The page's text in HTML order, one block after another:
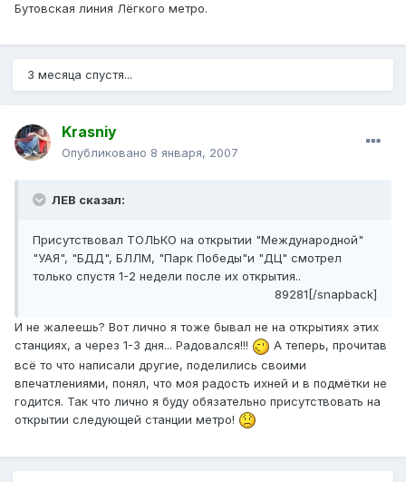
Бутовская линия Лёгкого метро.
3 месяца спустя...
Krasniy
Опубликовано 8 января, 2007
ЛЕВ сказал:
Присутствовал ТОЛЬКО на открытии "Международной"
"УАЯ", "БДД", БЛЛМ, "Парк Победы"и "ДЦ" смотрел
только спустя 1-2 недели после их открытия..
89281[/snapback]
И не жалеешь? Вот лично я тоже бывал не на открытиях этих
станциях, а через 1-3 дня... Радовался!!!
А теперь, прочитав
всё то что написали другие, поделились своими
впечатлениями, понял, что моя радость ихней и в подмётки не
годится. Так что лично я буду обязательно присутствовать на
открытии следующей станции метро!